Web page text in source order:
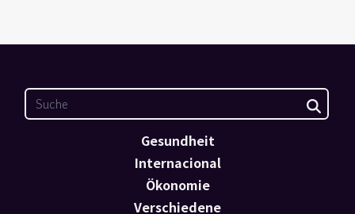
Gesundheit
Internacional
Ökonomie
Verschiedene